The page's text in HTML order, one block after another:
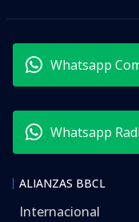
Whatsapp
Whatsapp
ALIANZAS BBCL
Internacional